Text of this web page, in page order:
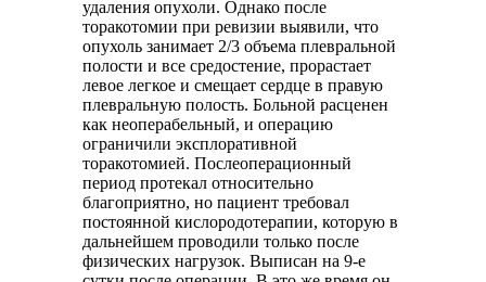
удаления опухоли. Однако после
торакотомии при ревизии выявили, что
опухоль занимает 2/3 объема плевральной
полости и все средостение, прорастает
левое легкое и смещает сердце в правую
плевральную полость. Больной расценен
как неоперабельный, и операцию
ограничили эксплоративной
торакотомией. Послеоперационный
период протекал относительно
благоприятно, но пациент требовал
постоянной кислородотерапии, которую в
дальнейшем проводили только после
физических нагрузок. Выписан на 9-е